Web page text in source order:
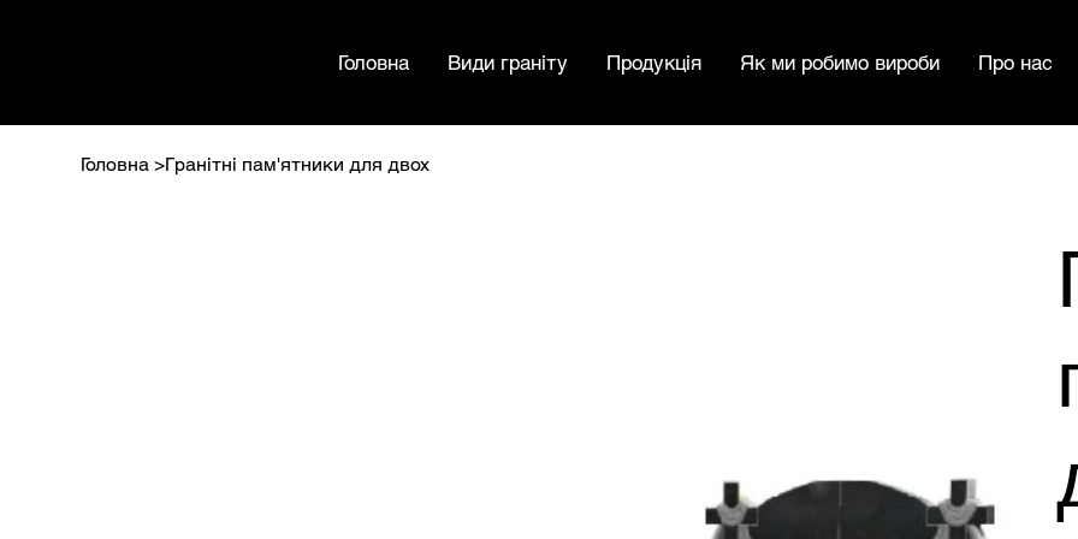
Головна Види граніту Продукція Як ми робимо вироби Про нас
Головна >Гранітні пам'ятники для двох